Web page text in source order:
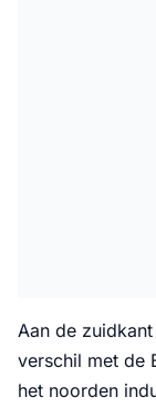
Aan de
verschil met de
het noorden